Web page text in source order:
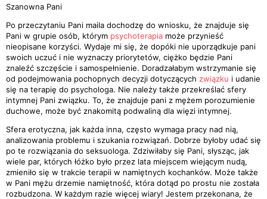
Szanowna Pani
Po przeczytaniu Pani maila dochodzę do wniosku, że znajduje się
Pani w grupie osób, którym psychoterapia może przynieść
nieopisane korzyści. Wydaje mi się, że dopóki nie uporządkuje pani
swoich uczuć i nie wyznaczy priorytetów, ciężko będzie Pani
znaleźć szczęście i samospełnienie. Doradzałabym wstrzymanie się
od podejmowania pochopnych decyzji dotyczących związku i udanie
się na terapię do psychologa. Nie należy także przekreślać sfery
intymnej Pani związku. To, że znajduje pani z mężem porozumienie
duchowe, może być znakomitą podwaliną dla więzi intymnej.
Sfera erotyczna, jak każda inna, często wymaga pracy nad nią,
analizowania problemu i szukania rozwiązań. Dobrze byłoby udać się
po te rozwiązania do seksuologa. Zdziwiłaby się Pani, słysząc, jak
wiele par, których łóżko było przez lata miejscem wiejącym nudą,
zmieniło się w trakcie terapii w namiętnych kochanków. Może także
w Pani mężu drzemie namiętność, która dotąd po prostu nie została
rozbudzona. W każdym razie więcej wiary! Jestem przekonana, że